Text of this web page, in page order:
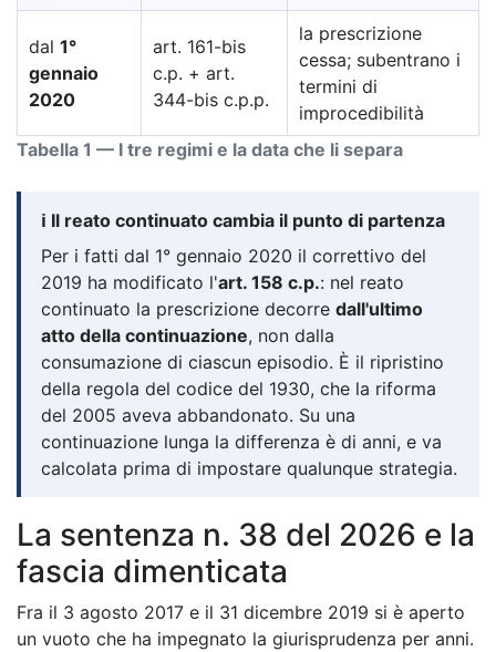
Tabella 1 — I tre regimi e la data che li separa
dal 1°
gennaio
2020
art. 161-bis
c.p. + art.
344-bis c.p.p.
la prescrizione
cessa; subentrano i
termini di
improcedibilità
ℹ️ Il reato continuato cambia il punto di partenza
Per i fatti dal 1° gennaio 2020 il correttivo del
2019 ha modificato l'art. 158 c.p.: nel reato
continuato la prescrizione decorre dall'ultimo
atto della continuazione, non dalla
consumazione di ciascun episodio. È il ripristino
della regola del codice del 1930, che la riforma
del 2005 aveva abbandonato. Su una
continuazione lunga la differenza è di anni, e va
calcolata prima di impostare qualunque strategia.
La sentenza n. 38 del 2026 e la
fascia dimenticata
Fra il 3 agosto 2017 e il 31 dicembre 2019 si è aperto
un vuoto che ha impegnato la giurisprudenza per anni.